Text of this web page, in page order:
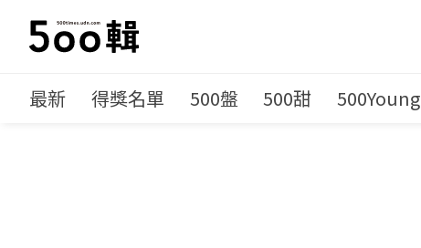
最新 得獎名單 500盤 500甜 500Young